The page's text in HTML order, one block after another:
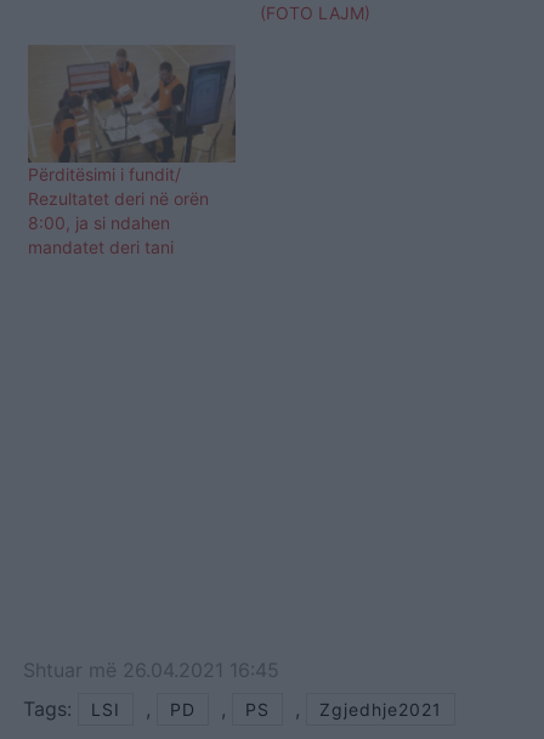
(FOTO LAJM)
Përditësimi i fundit/
Rezultatet deri në orën
8:00, ja si ndahen
mandatet deri tani
Shtuar më 26.04.2021 16:45
Tags:
LSI , PD , PS , Zgjedhje2021